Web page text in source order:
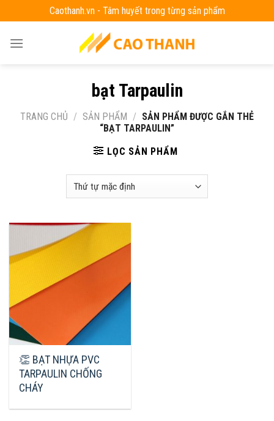
to
content
Caothanh.vn - Tâm huyết trong từng sản phẩm
bạt Tarpaulin
TRANG CHỦ / SẢN PHẨM / SẢN PHẨM ĐƯỢC GẮN THẺ
“BẠT TARPAULIN”
LỌC SẢN PHẨM
👏 BẠT NHỰA PVC
TARPAULIN CHỐNG
CHÁY